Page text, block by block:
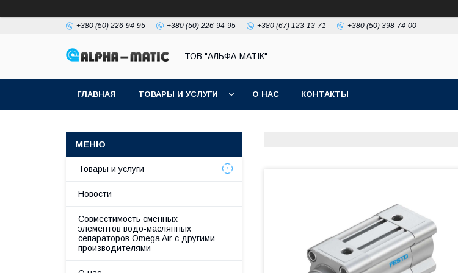
+380 (50) 226-94-95 +380 (50) 226-94-95 +380 (67) 123-13-71 +380 (50) 398-74-00
ТОВ "АЛЬФА-МАТІК"
ГЛАВНАЯ ТОВАРЫ И УСЛУГИ О НАС КОНТАКТЫ
Товары и услуги
Новости
Совместимость сменных
элементов водо-маслянных
сепараторов Omega Air с другими
производителями